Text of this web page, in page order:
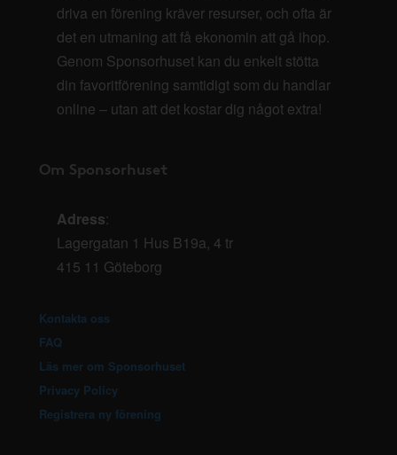
driva en förening kräver resurser, och ofta är
det en utmaning att få ekonomin att gå ihop.
Genom Sponsorhuset kan du enkelt stötta
din favoritförening samtidigt som du handlar
online – utan att det kostar dig något extra!
Om Sponsorhuset
Adress:
Lagergatan 1 Hus B19a, 4 tr
415 11 Göteborg
Kontakta oss
FAQ
Läs mer om Sponsorhuset
Privacy Policy
Registrera ny förening